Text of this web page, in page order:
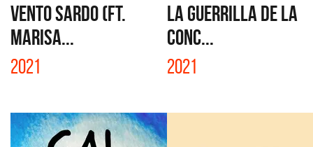
VENTO SARDO (FT.
MARISA...
2021
LA GUERRILLA DE LA
CONC...
2021